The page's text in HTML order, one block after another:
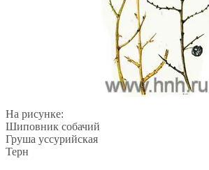
На рисунке:
Шиповник собачий
Груша уссурийская
Терн